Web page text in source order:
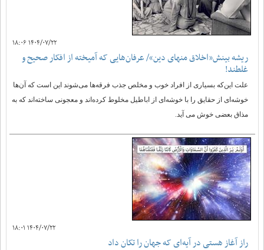
۱۴۰۴/۰۷/۲۲ ۱۸:۰۶
ریشه بینش«اخلاق منهای دین»/ عرفان‌هایی که آمیخته‌ از افکار صحیح و
غلطند!
علت این‌که بسیاری از افراد خوب و مخلص جذب فرقه‌ها می‌شوند این است که آن‌ها
خوشه‌ای از حقایق را با خوشه‌ای از اباطیل مخلوط کرده‌اند و معجونی ساخته‌اند که به
مذاق بعضی خوش می آید.
۱۴۰۴/۰۷/۲۲ ۱۸:۰۱
راز آغاز هستی در آیه‌ای که جهان را تکان داد